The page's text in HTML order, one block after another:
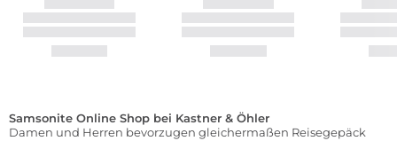
Samsonite Online Shop bei Kastner & Öhler
Damen und Herren bevorzugen gleichermaßen Reisegepäck